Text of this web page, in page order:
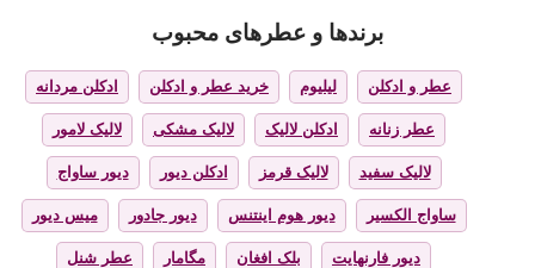
برندها و عطرهای محبوب
عطر و ادکلن لیلیوم خرید عطر و ادکلن ادکلن مردانه
عطر زنانه ادکلن لالیک لالیک مشکی لالیک لامور
لالیک سفید لالیک قرمز ادکلن دیور دیور ساواج
ساواج الکسیر دیور هوم اینتنس دیور جادور میس دیور
دیور فارنهایت بلک افغان مگامار عطر شنل